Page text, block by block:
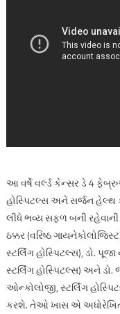
આ વર્ષે વર્લ્ડ કેન્સર ડે 4
હોસ્પિટલ્સ અને સર્જન હેલ્થ
લીધે ભવ્ય સફળ બની
ઠક્કર (વરિષ્ઠ
સ્ટર્લિંગ હોસ્પિટલ્સ), ડો.
સ્ટર્લિંગ હોસ્પિટલ્સ) અને
ઓન્કોલોજી, સ્ટર્લિંગ
કરશે. તેઓ ખાસ એ અધોરેખિત